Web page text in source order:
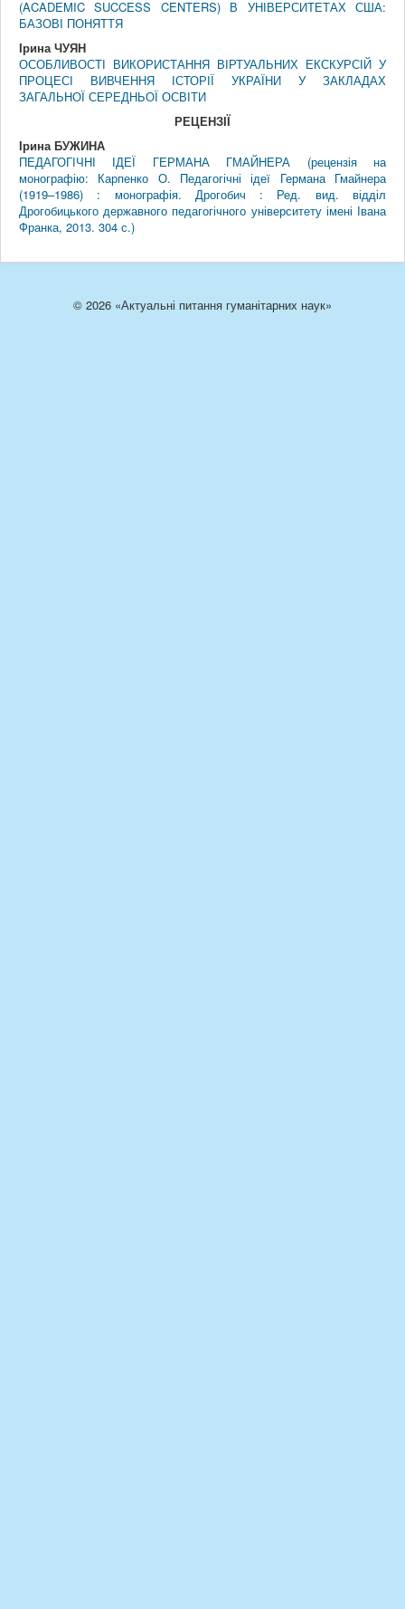
(ACADEMIC SUCCESS CENTERS) В УНІВЕРСИТЕТАХ США:
БАЗОВІ ПОНЯТТЯ
Ірина ЧУЯН
ОСОБЛИВОСТІ ВИКОРИСТАННЯ ВІРТУАЛЬНИХ ЕКСКУРСІЙ У
ПРОЦЕСІ ВИВЧЕННЯ ІСТОРІЇ УКРАЇНИ У ЗАКЛАДАХ
ЗАГАЛЬНОЇ СЕРЕДНЬОЇ ОСВІТИ
РЕЦЕНЗIЇ
Ірина БУЖИНА
ПЕДАГОГІЧНІ ІДЕЇ ГЕРМАНА ГМАЙНЕРА (рецензія на
монографію: Карпенко О. Педагогічні ідеї Германа Гмайнера
(1919–1986) : монографія. Дрогобич : Ред. вид. відділ
Дрогобицького державного педагогічного університету імені Івана
Франка, 2013. 304 с.)
© 2026 «Актуальні питання гуманітарних наук»